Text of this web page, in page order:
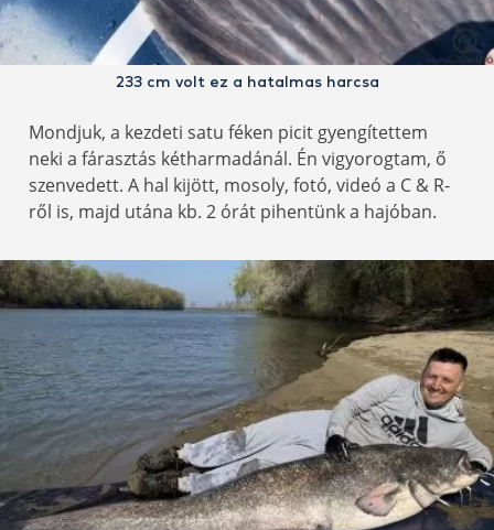
233 cm volt ez a hatalmas harcsa
Mondjuk, a kezdeti satu féken picit gyengítettem
neki a fárasztás kétharmadánál. Én vigyorogtam, ő
szenvedett. A hal kijött, mosoly, fotó, videó a C & R-
ről is, majd utána kb. 2 órát pihentünk a hajóban.